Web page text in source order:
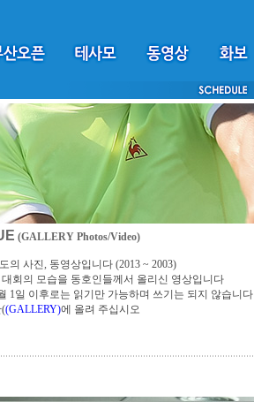
(GALLERY Photos/Video)
의 사진, 동영상입니다 (2013 ~ 2003)
회의 모습을 동호인들께서 올리신 영상입니다
1일 이후로는 읽기만 가능하며 쓰기는 되지 않습니다
(GALLERY)에 올려 주십시오